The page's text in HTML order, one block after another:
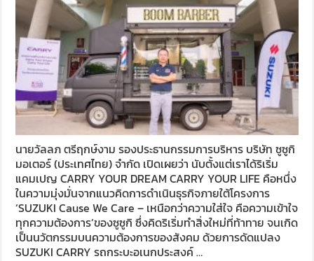
นายวัลลภ ตรีฤกษ์งาม รองประธานกรรมการบริหาร บริษัท ซูซูกิ
มอเตอร์ (ประเทศไทย) จำกัด เปิดเผยว่า นับตั้งแต่เราได้ริเริ่ม
แคมเปญ CARRY YOUR DREAM CARRY YOUR LIFE คือหนึ่ง
ในความมุ่งมั่นจากแนวคิดการดำเนินธุรกิจภายใต้โครงการ
‘SUZUKI Cause We Care – เหนือกว่าความใส่ใจ คือความเข้าใจ
ทุกความต้องการ’ของซูซูกิ ซึ่งคิดริเริ่มทำสิ่งใหม่ที่ท้าทาย จนเกิด
เป็นนวัตกรรมบนความต้องการของสังคม ด้วยการดัดแปลง
SUZUKI CARRY รถกระบะอเนกประสงค์ …